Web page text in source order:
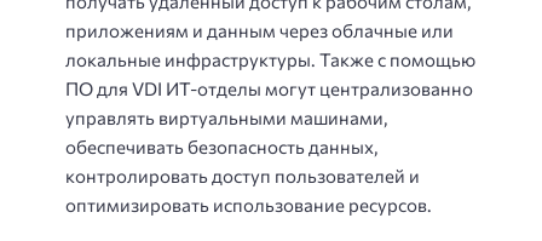
приложениям и данным через облачные или
локальные инфраструктуры. Также с помощью
ПО для VDI ИТ-отделы могут централизованно
управлять виртуальными машинами,
обеспечивать безопасность данных,
контролировать доступ пользователей и
оптимизировать использование ресурсов.